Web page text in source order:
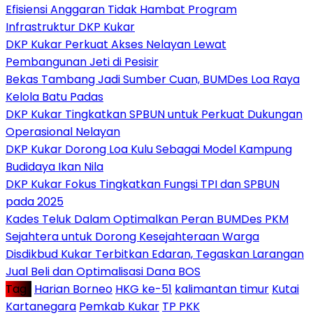
Efisiensi Anggaran Tidak Hambat Program
Infrastruktur DKP Kukar
DKP Kukar Perkuat Akses Nelayan Lewat
Pembangunan Jeti di Pesisir
Bekas Tambang Jadi Sumber Cuan, BUMDes Loa Raya
Kelola Batu Padas
DKP Kukar Tingkatkan SPBUN untuk Perkuat Dukungan
Operasional Nelayan
DKP Kukar Dorong Loa Kulu Sebagai Model Kampung
Budidaya Ikan Nila
DKP Kukar Fokus Tingkatkan Fungsi TPI dan SPBUN
pada 2025
Kades Teluk Dalam Optimalkan Peran BUMDes PKM
Sejahtera untuk Dorong Kesejahteraan Warga
Disdikbud Kukar Terbitkan Edaran, Tegaskan Larangan
Jual Beli dan Optimalisasi Dana BOS
Tag : Harian Borneo HKG ke-51 kalimantan timur Kutai
Kartanegara Pemkab Kukar TP PKK